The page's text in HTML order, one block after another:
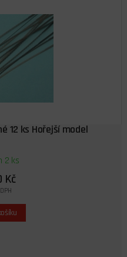
12 ks Hořejší model
2 ks
Kč